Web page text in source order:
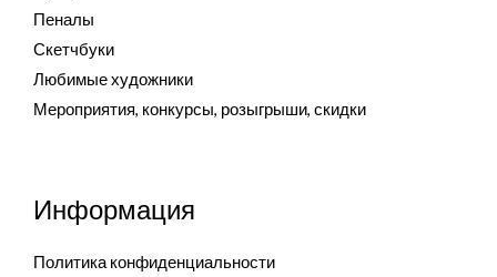
Пеналы
Скетчбуки
Любимые художники
Мероприятия, конкурсы, розыгрыши, скидки
Информация
Политика конфиденциальности